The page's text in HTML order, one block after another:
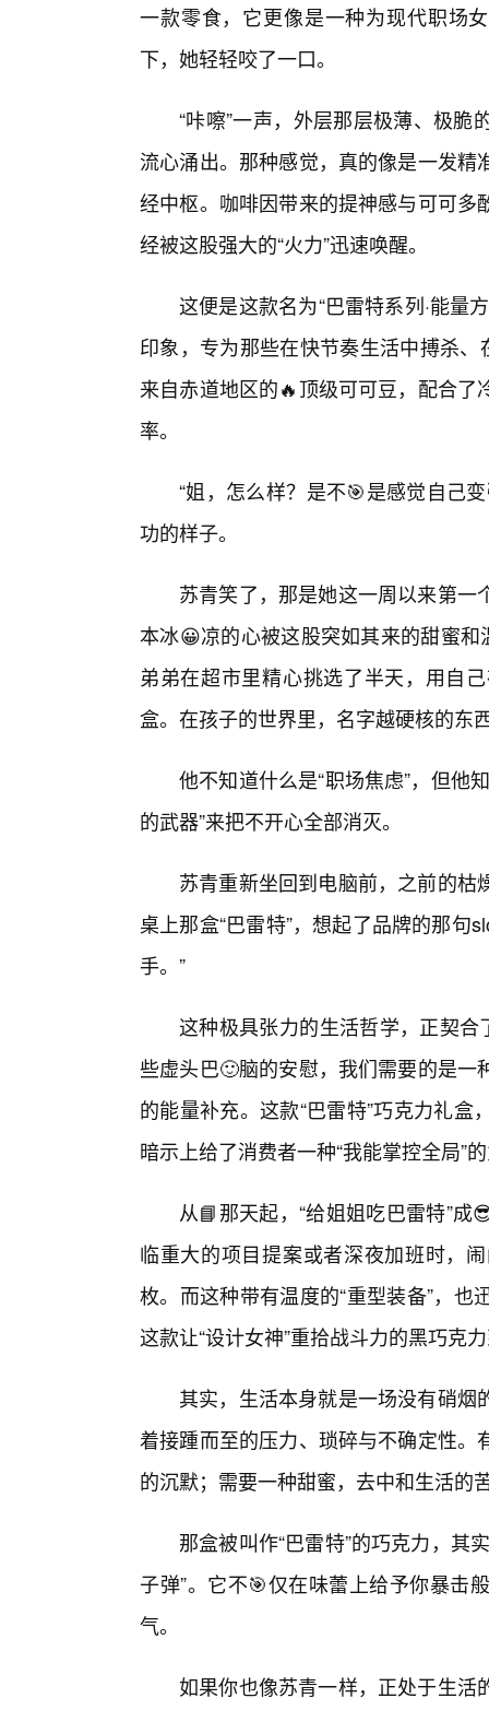
一款零食，它更像是一种为现代职场
下，她轻轻咬了一口。
“咔嚓”一声，外层那层极薄、极
流心涌出。那种感觉，真的像是一发
经中枢。咖啡因带来的提神感与可可
经被这股强大的“火力”迅速唤醒。
这便是这款名为“巴雷特系列·能量
印象，专为那些在快节奏生活中搏杀
来自赤道地区的🔥顶级可可豆，配合
率。
“姐，怎么样？是不🎯是感觉自己
功的样子。
苏青笑了，那是她这一周以来第
本冰😀凉的心被这股突如其来的甜蜜
弟弟在超市里精心挑选了半天，用自
盒。在孩子的世界里，名字越硬核的东
他不知道什么是“职场焦虑”，但他
的武器”来把不开心全部消灭。
苏青重新坐回到电脑前，之前的
桌上那盒“巴雷特”，想起了品牌的那句
手。”
这种极具张力的生活哲学，正契合
些虚头巴🙂脑的安慰，我们需要的是
的能量补充。这款“巴雷特”巧克力礼
暗示上给了消费者一种“我能掌控全局”
从📘那天起，“给姐姐吃巴雷特”
临重大的项目提案或者深夜加班时，
枚。而这种带有温度的“重型装备”，
这款让“设计女神”重拾战斗力的黑巧克
其实，生活本身就是一场没有硝
着接踵而至的压力、琐碎与不确定性
的沉默；需要一种甜蜜，去中和生活的
那盒被叫作“巴雷特”的巧克力，其
子弹”。它不🎯仅在味蕾上给予你暴击
气。
如果你也像苏青一样，正处于生活